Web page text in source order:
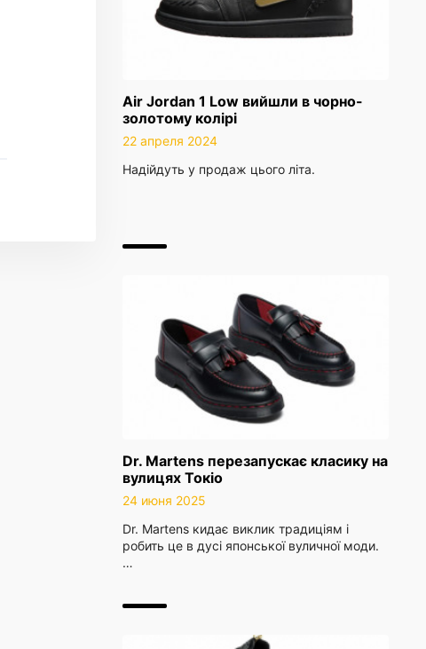
Air Jordan 1 Low вийшли в чорно-
золотому колірі
22 апреля 2024
Надійдуть у продаж цього літа.
Dr. Martens перезапускає класику на
вулицях Токіо
24 июня 2025
Dr. Martens кидає виклик традиціям і
робить це в дусі японської вуличної моди.
…